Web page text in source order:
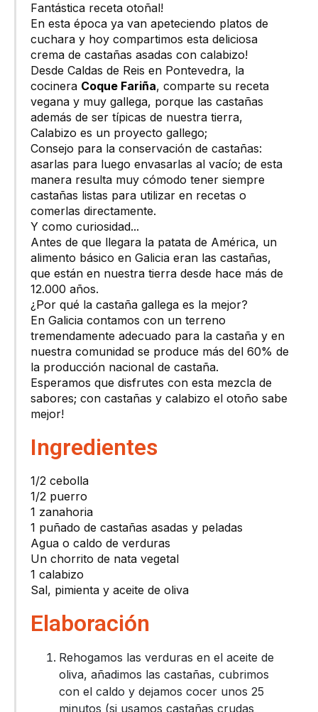
Fantástica receta otoñal!
En esta época ya van apeteciendo platos de
cuchara y hoy compartimos esta deliciosa
crema de castañas asadas con calabizo!
Desde Caldas de Reis en Pontevedra, la
cocinera Coque Fariña, comparte su receta
vegana y muy gallega, porque las castañas
además de ser típicas de nuestra tierra,
Calabizo es un proyecto gallego;
Consejo para la conservación de castañas:
asarlas para luego envasarlas al vacío; de esta
manera resulta muy cómodo tener siempre
castañas listas para utilizar en recetas o
comerlas directamente.
Y como curiosidad...
Antes de que llegara la patata de América, un
alimento básico en Galicia eran las castañas,
que están en nuestra tierra desde hace más de
12.000 años.
¿Por qué la castaña gallega es la mejor?
En Galicia contamos con un terreno
tremendamente adecuado para la castaña y en
nuestra comunidad se produce más del 60% de
la producción nacional de castaña.
Esperamos que disfrutes con esta mezcla de
sabores; con castañas y calabizo el otoño sabe
mejor!
Ingredientes
1/2 cebolla
1/2 puerro
1 zanahoria
1 puñado de castañas asadas y peladas
Agua o caldo de verduras
Un chorrito de nata vegetal
1 calabizo
Sal, pimienta y aceite de oliva
Elaboración
Rehogamos las verduras en el aceite de
oliva, añadimos las castañas, cubrimos
con el caldo y dejamos cocer unos 25
minutos (si usamos castañas crudas